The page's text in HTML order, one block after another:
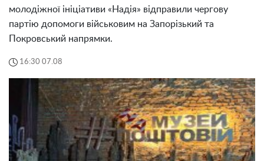
молодіжної ініціативи «Надія» відправили чергову
партію допомоги військовим на Запорізький та
Покровський напрямки.
16:30 07.08